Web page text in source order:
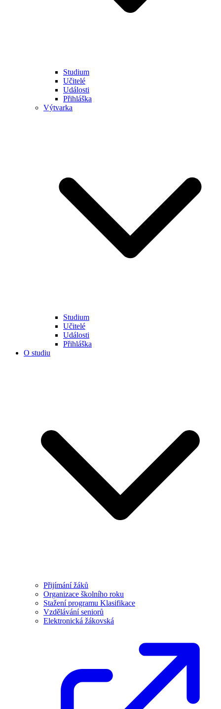
Studium
Učitelé
Události
Přihláška
Výtvarka
Studium
Učitelé
Události
Přihláška
O studiu
Přijímání žáků
Organizace školního roku
Stažení programu Klasifikace
Vzdělávání seniorů
Elektronická žákovská